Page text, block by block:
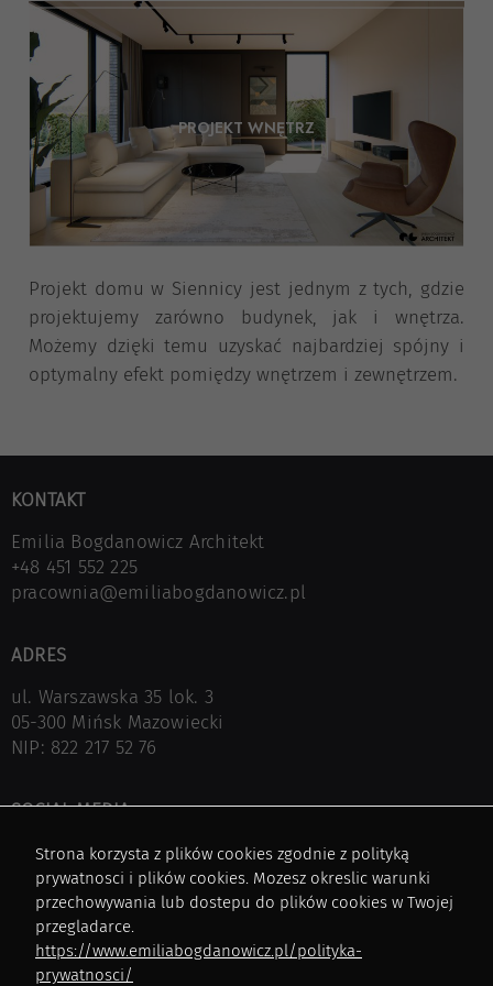
PROJEKT WNĘTRZ
Projekt domu w Siennicy jest jednym z tych, gdzie
projektujemy zarówno budynek, jak i wnętrza.
Możemy dzięki temu uzyskać najbardziej spójny i
optymalny efekt pomiędzy wnętrzem i zewnętrzem.
KONTAKT
Emilia Bogdanowicz Architekt
+48 451 552 225
pracownia@emiliabogdanowicz.pl
ADRES
ul. Warszawska 35 lok. 3
05-300 Mińsk Mazowiecki
NIP: 822 217 52 76
SOCIAL MEDIA
Facebok
Instagram
Pinterest
NA SKRÓTY
Strona korzysta z plików cookies zgodnie z polityką
prywatnosci i plików cookies. Mozesz okreslic warunki
przechowywania lub dostepu do plików cookies w Twojej
przegladarce.
https://www.emiliabogdanowicz.pl/polityka-
prywatnosci/